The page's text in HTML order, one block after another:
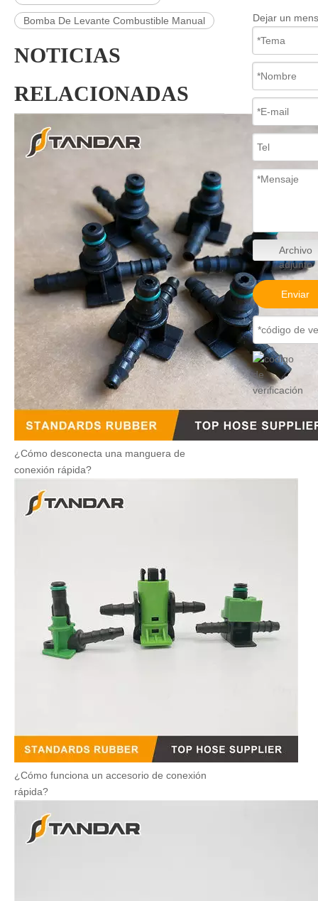
Bomba De Levante Combustible Manual
NOTICIAS
RELACIONADAS
¿Cómo desconecta una manguera de
conexión rápida?
¿Cómo funciona un accesorio de conexión
rápida?
Dejar un
Archivo
adjunto
Enviar